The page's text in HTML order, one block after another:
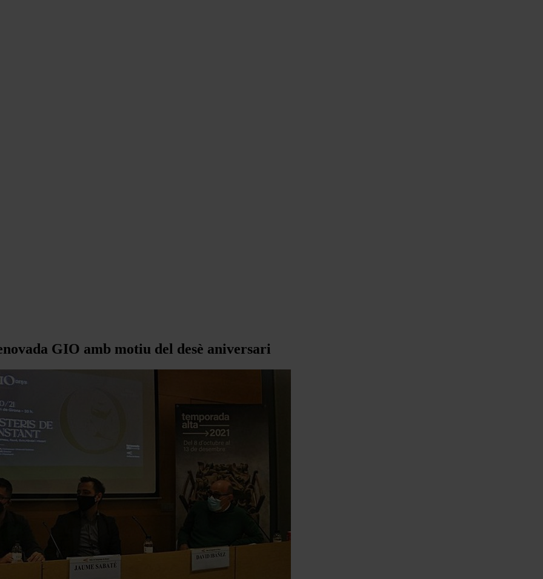
GIO amb motiu del desè aniversari